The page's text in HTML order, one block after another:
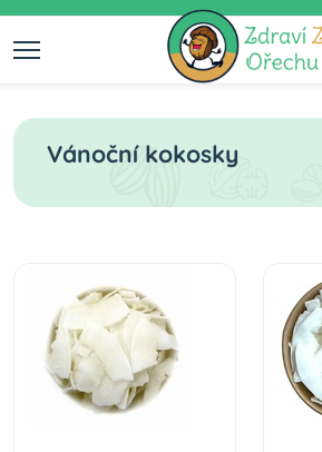
Vánoční kokosky